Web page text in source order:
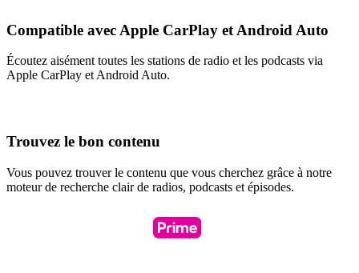
Compatible avec Apple CarPlay et Android Auto
Écoutez aisément toutes les stations de radio et les podcasts via
Apple CarPlay et Android Auto.
Trouvez le bon contenu
Vous pouvez trouver le contenu que vous cherchez grâce à notre
moteur de recherche clair de radios, podcasts et épisodes.